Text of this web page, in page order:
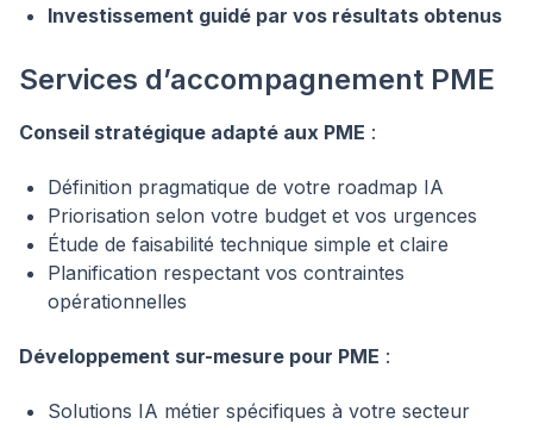
Investissement guidé par vos résultats obtenus
Services d’accompagnement PME
Conseil stratégique adapté aux PME :
Définition pragmatique de votre roadmap IA
Priorisation selon votre budget et vos urgences
Étude de faisabilité technique simple et claire
Planification respectant vos contraintes
opérationnelles
Développement sur-mesure pour PME :
Solutions IA métier spécifiques à votre secteur